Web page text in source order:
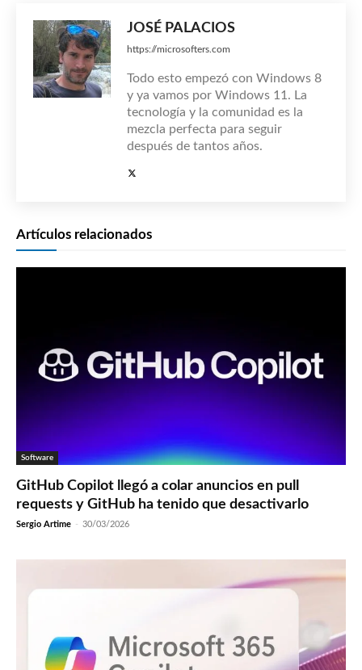
JOSÉ PALACIOS
https://microsofters.com
Todo esto empezó con Windows 8
y ya vamos por Windows 11. La
tecnología y la comunidad es la
mezcla perfecta para seguir
después de tantos años.
Artículos relacionados
Software
GitHub Copilot llegó a colar anuncios en pull
requests y GitHub ha tenido que desactivarlo
Sergio Artime - 30/03/2026